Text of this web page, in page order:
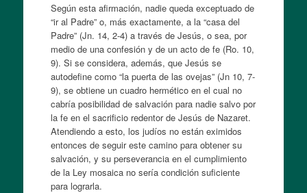
Según esta afirmación, nadie queda exceptuado de
“ir al Padre” o, más exactamente, a la “casa del
Padre” (Jn. 14, 2-4) a través de Jesús, o sea, por
medio de una confesión y de un acto de fe (Ro. 10,
9). Si se considera, además, que Jesús se
autodefine como “la puerta de las ovejas” (Jn 10, 7-
9), se obtiene un cuadro hermético en el cual no
cabría posibilidad de salvación para nadie salvo por
la fe en el sacrificio redentor de Jesús de Nazaret.
Atendiendo a esto, los judíos no están eximidos
entonces de seguir este camino para obtener su
salvación, y su perseverancia en el cumplimiento
de la Ley mosaica no sería condición suficiente
para lograrla.